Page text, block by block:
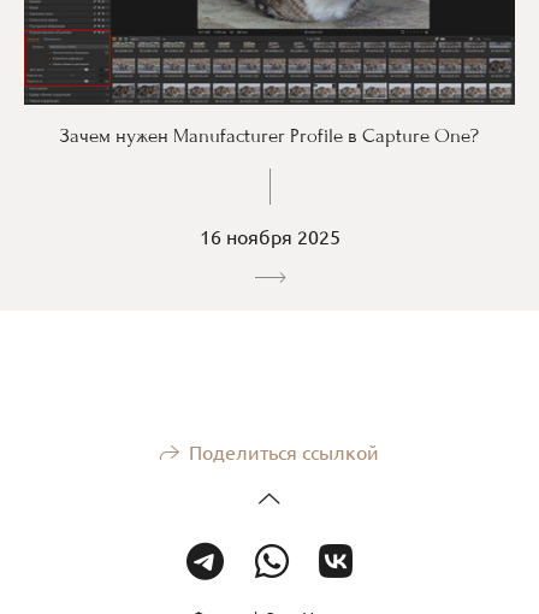
Зачем нужен Manufacturer Profile в Capture One?
16 ноября 2025
Поделиться ссылкой